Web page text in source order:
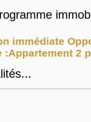
immédiate
2